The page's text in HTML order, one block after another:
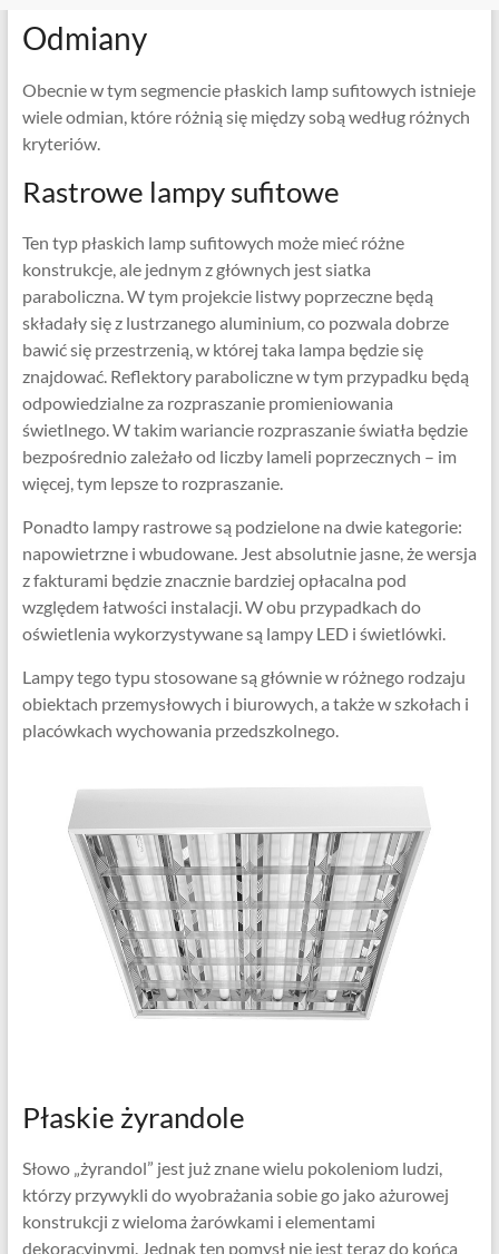
Odmiany
Obecnie w tym segmencie płaskich lamp sufitowych istnieje
wiele odmian, które różnią się między sobą według różnych
kryteriów.
Rastrowe lampy sufitowe
Ten typ płaskich lamp sufitowych może mieć różne
konstrukcje, ale jednym z głównych jest siatka
paraboliczna. W tym projekcie listwy poprzeczne będą
składały się z lustrzanego aluminium, co pozwala dobrze
bawić się przestrzenią, w której taka lampa będzie się
znajdować. Reflektory paraboliczne w tym przypadku będą
odpowiedzialne za rozpraszanie promieniowania
świetlnego. W takim wariancie rozpraszanie światła będzie
bezpośrednio zależało od liczby lameli poprzecznych – im
więcej, tym lepsze to rozpraszanie.
Ponadto lampy rastrowe są podzielone na dwie kategorie:
napowietrzne i wbudowane. Jest absolutnie jasne, że wersja
z fakturami będzie znacznie bardziej opłacalna pod
względem łatwości instalacji. W obu przypadkach do
oświetlenia wykorzystywane są lampy LED i świetlówki.
Lampy tego typu stosowane są głównie w różnego rodzaju
obiektach przemysłowych i biurowych, a także w szkołach i
placówkach wychowania przedszkolnego.
Płaskie żyrandole
Słowo „żyrandol” jest już znane wielu pokoleniom ludzi,
którzy przywykli do wyobrażania sobie go jako ażurowej
konstrukcji z wieloma żarówkami i elementami
dekoracyjnymi. Jednak ten pomysł nie jest teraz do końca